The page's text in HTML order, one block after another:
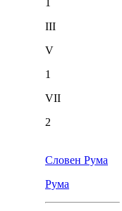
III
V
1
VII
2
Словен Рума
Рума